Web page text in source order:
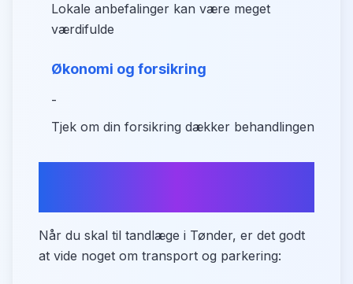
Lokale anbefalinger kan være meget
værdifulde
Økonomi og forsikring
-
Tjek om din forsikring dækker behandlingen
Når du skal til tandlæge i Tønder, er det godt
at vide noget om transport og parkering: